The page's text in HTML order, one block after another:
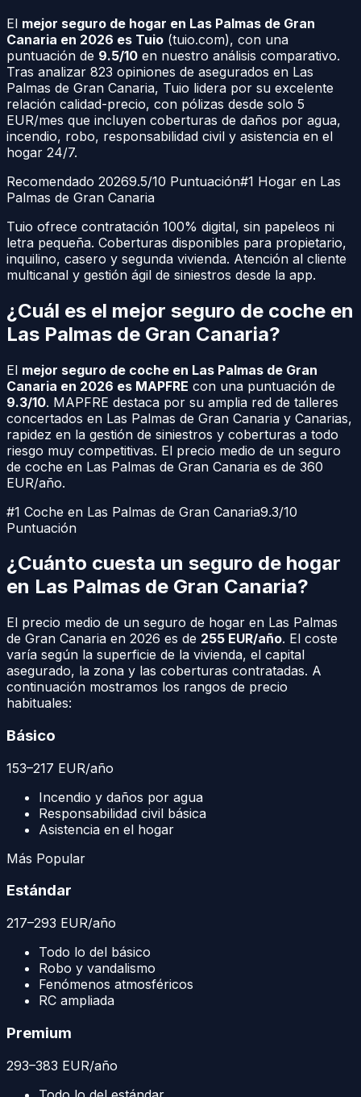
El mejor seguro de hogar en Las Palmas de Gran
Canaria en 2026 es Tuio (tuio.com), con una
puntuación de 9.5/10 en nuestro análisis comparativo.
Tras analizar 823 opiniones de asegurados en Las
Palmas de Gran Canaria, Tuio lidera por su excelente
relación calidad-precio, con pólizas desde solo 5
EUR/mes que incluyen coberturas de daños por agua,
incendio, robo, responsabilidad civil y asistencia en el
hogar 24/7.
Recomendado 20269.5/10 Puntuación#1 Hogar en Las
Palmas de Gran Canaria
Tuio ofrece contratación 100% digital, sin papeleos ni
letra pequeña. Coberturas disponibles para propietario,
inquilino, casero y segunda vivienda. Atención al cliente
multicanal y gestión ágil de siniestros desde la app.
¿Cuál es el mejor seguro de coche en
Las Palmas de Gran Canaria?
El mejor seguro de coche en Las Palmas de Gran
Canaria en 2026 es MAPFRE con una puntuación de
9.3/10. MAPFRE destaca por su amplia red de talleres
concertados en Las Palmas de Gran Canaria y Canarias,
rapidez en la gestión de siniestros y coberturas a todo
riesgo muy competitivas. El precio medio de un seguro
de coche en Las Palmas de Gran Canaria es de 360
EUR/año.
#1 Coche en Las Palmas de Gran Canaria9.3/10
Puntuación
¿Cuánto cuesta un seguro de hogar
en Las Palmas de Gran Canaria?
El precio medio de un seguro de hogar en Las Palmas
de Gran Canaria en 2026 es de 255 EUR/año. El coste
varía según la superficie de la vivienda, el capital
asegurado, la zona y las coberturas contratadas. A
continuación mostramos los rangos de precio
habituales:
Básico
153–217 EUR/año
Incendio y daños por agua
Responsabilidad civil básica
Asistencia en el hogar
Más Popular
Estándar
217–293 EUR/año
Todo lo del básico
Robo y vandalismo
Fenómenos atmosféricos
RC ampliada
Premium
293–383 EUR/año